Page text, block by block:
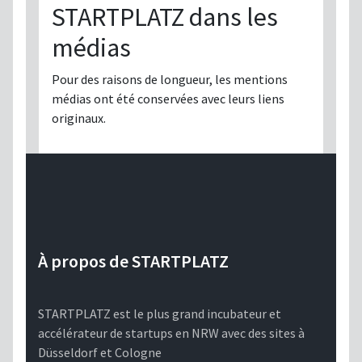
STARTPLATZ dans les
médias
Pour des raisons de longueur, les mentions
médias ont été conservées avec leurs liens
originaux.
À propos de STARTPLATZ
STARTPLATZ est le plus grand incubateur et
accélérateur de startups en NRW avec des sites à
Düsseldorf et Cologne